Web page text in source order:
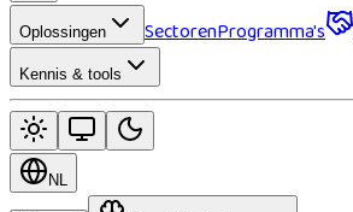
Oplossingen SectorenProgramma's
Kennis & tools
NL